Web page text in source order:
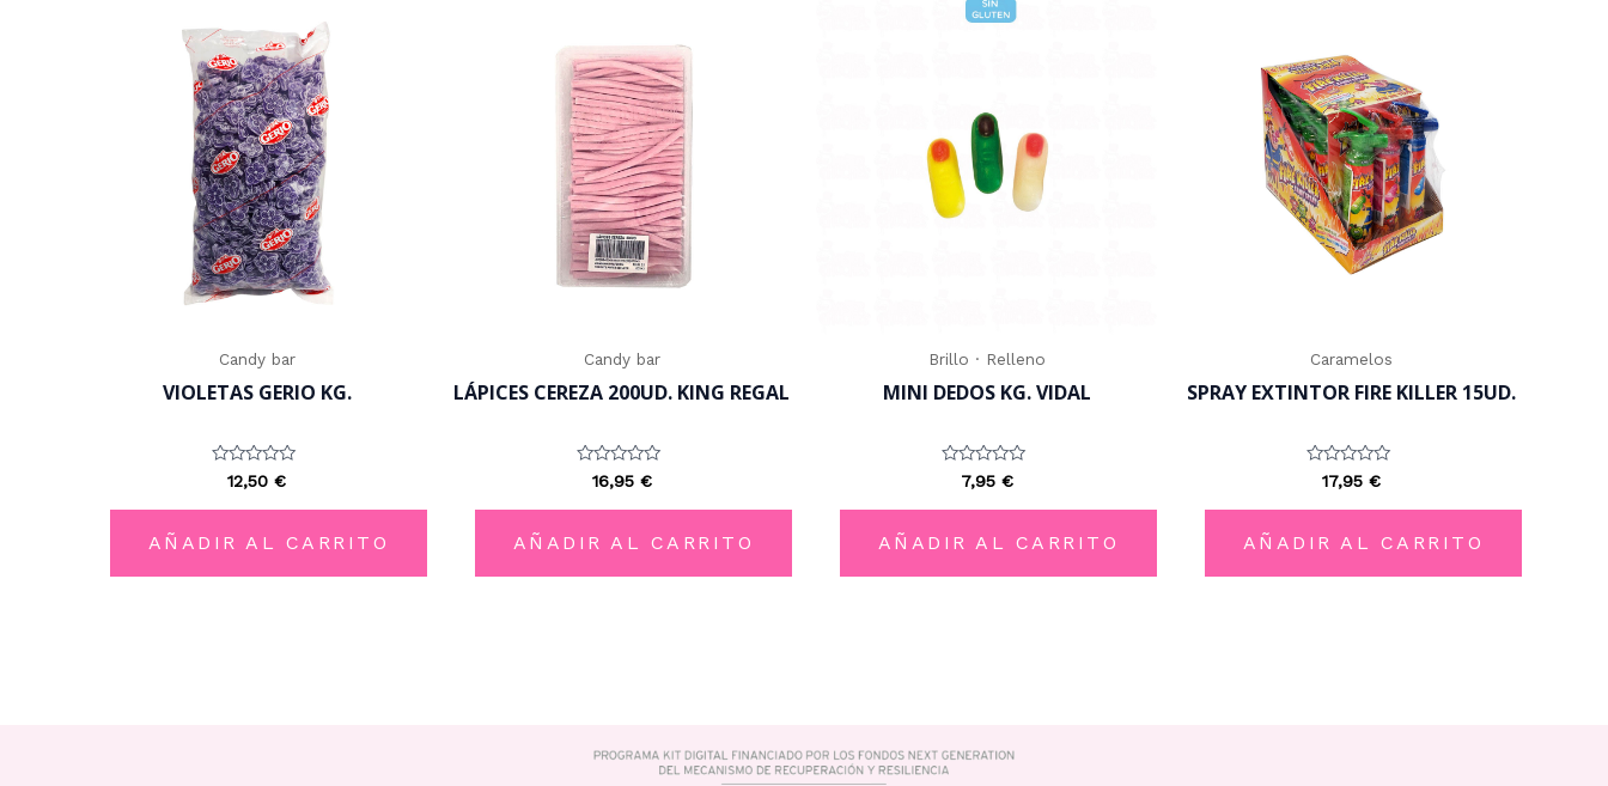
Candy bar
VIOLETAS GERIO KG.
Valorado
con
0
5
12,50 €
AÑADIR AL CARRITO
Candy bar
LÁPICES CEREZA 200UD. KING REGAL
Valorado
con
0
5
16,95 €
AÑADIR AL CARRITO
Brillo · Relleno
MINI DEDOS KG. VIDAL
Valorado
con
0
5
7,95 €
AÑADIR AL CARRITO
Caramelos
SPRAY EXTINTOR FIRE KILLER 15UD.
Valorado
con
0
5
17,95 €
AÑADIR AL CARRITO